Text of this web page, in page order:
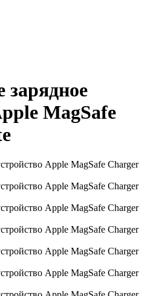
зарядное
MagSafe